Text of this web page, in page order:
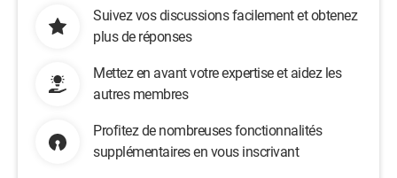
Suivez vos discussions facilement et obtenez
plus de réponses
Mettez en avant votre expertise et aidez les
autres membres
Profitez de nombreuses fonctionnalités
supplémentaires en vous inscrivant